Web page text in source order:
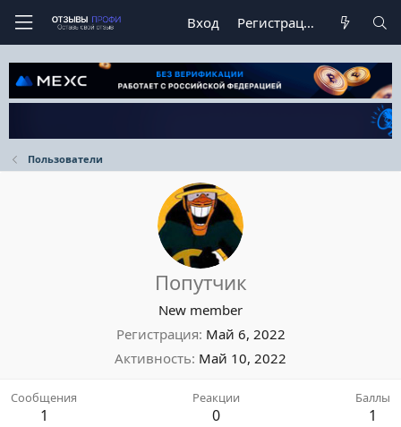
Вход Регистрация
Пользователи
Попутчик
New member
Регистрация Май 6, 2022
Активность Май 10, 2022
Сообщения
1
Реакции
0
Баллы
1